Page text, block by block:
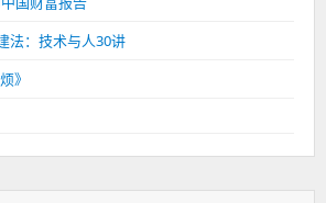
法：技术与人30讲
》